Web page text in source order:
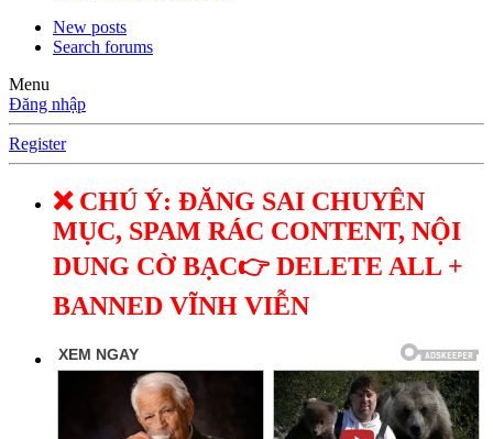
New posts
Search forums
Menu
Đăng nhập
Register
❌ CHÚ Ý: ĐĂNG SAI CHUYÊN
MỤC, SPAM RÁC CONTENT, NỘI
DUNG CỜ BẠC👉 DELETE ALL +
BANNED VĨNH VIỄN